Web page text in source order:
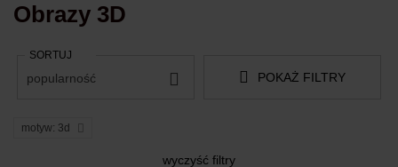
Obrazy 3D
POKAŻ FILTRY
motyw: 3d
wyczyść filtry
SORTUJ
popularność